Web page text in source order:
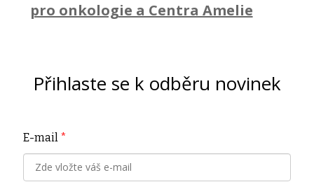
pro onkologie a Centra Amelie
Přihlaste se k odběru novinek
E-mail *